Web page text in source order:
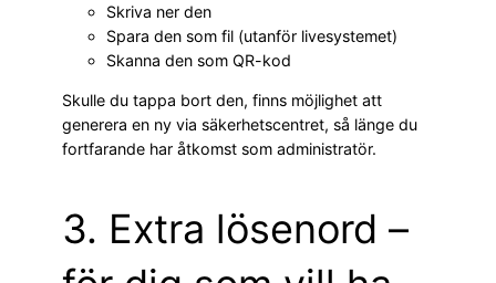
Skriva ner den
Spara den som fil (utanför livesystemet)
Skanna den som QR-kod
Skulle du tappa bort den, finns möjlighet att
generera en ny via säkerhetscentret, så länge du
fortfarande har åtkomst som administratör.
3. Extra lösenord –